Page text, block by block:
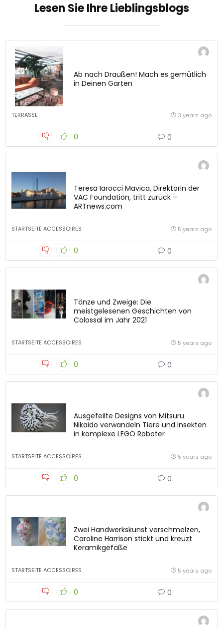
Lesen Sie Ihre Lieblingsblogs
Ab nach Draußen! Mach es gemütlich
in Deinen Garten
TERRASSE 3 years ago
0 0
Teresa Iarocci Mavica, Direktorin der
VAC Foundation, tritt zurück –
ARTnews.com
STARTSEITE ACCESSOIRES 5 years ago
0 0
Tänze und Zweige: Die
meistgelesenen Geschichten von
Colossal im Jahr 2021
STARTSEITE ACCESSOIRES 5 years ago
0 0
Ausgefeilte Designs von Mitsuru
Nikaido verwandeln Tiere und Insekten
in komplexe LEGO Roboter
STARTSEITE ACCESSOIRES 5 years ago
0 0
Zwei Handwerkskunst verschmelzen,
Caroline Harrison stickt und kreuzt
Keramikgefäße
STARTSEITE ACCESSOIRES 5 years ago
0 0